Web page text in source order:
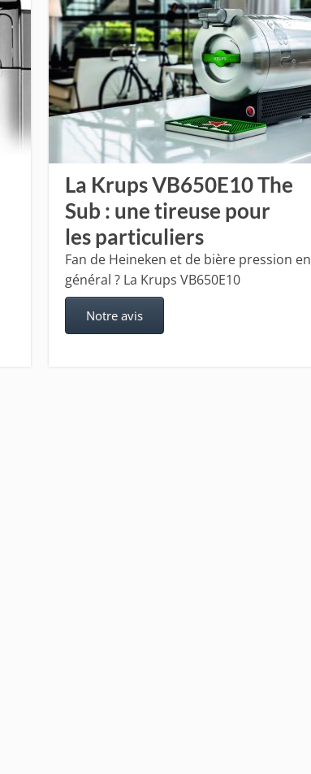
La Krups VB650E10 The
Sub : une tireuse pour
les particuliers
Fan de Heineken et de bière pression en
général ? La Krups VB650E10
Notre avis